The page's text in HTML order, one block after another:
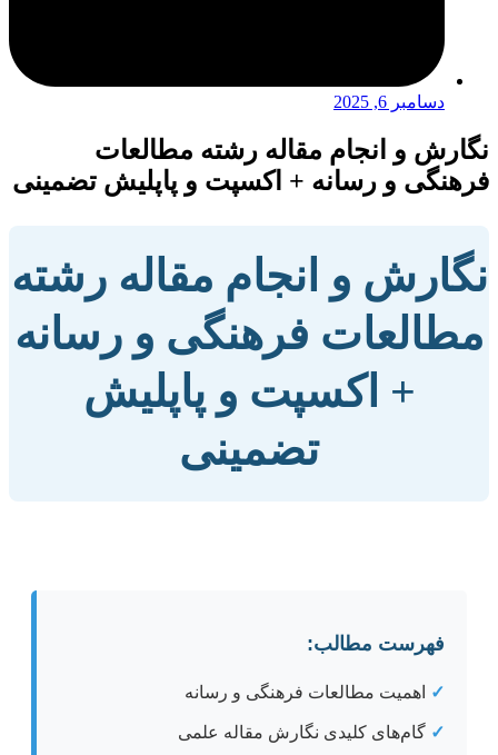
دسامبر 6, 2025
نگارش و انجام مقاله رشته مطالعات
فرهنگی و رسانه + اکسپت و پاپلیش تضمینی
نگارش و انجام مقاله رشته
مطالعات فرهنگی و رسانه
+ اکسپت و پاپلیش
تضمینی
فهرست مطالب:
✓ اهمیت مطالعات فرهنگی و رسانه
✓ گام‌های کلیدی نگارش مقاله علمی